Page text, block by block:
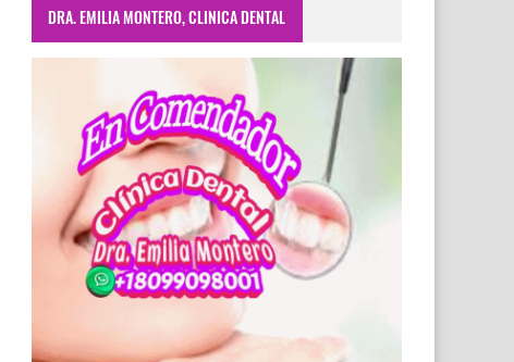
DRA. EMILIA MONTERO, CLINICA DENTAL